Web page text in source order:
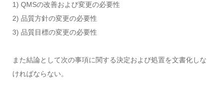
1) QMSの改善および変更の必要性
2) 品質方針の変更の必要性
3) 品質目標の変更の必要性
また結論として次の事項に関する決定および処置を文書化しな
ければならない。